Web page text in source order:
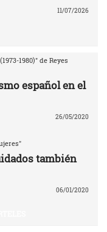
11/07/2026
1980)" de Reyes
español en el
26/05/2020
también
06/01/2020